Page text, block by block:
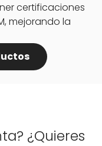
certificaciones
mejorando la
¿Quieres